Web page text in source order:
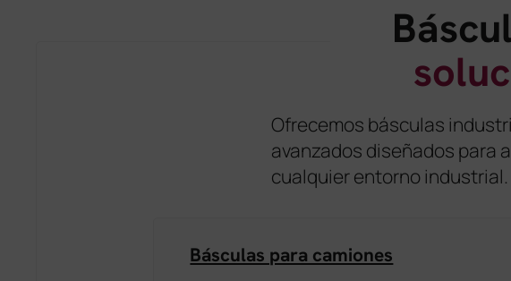
Ofrecemos básculas
avanzados diseñados para
cualquier entorno industrial.
Básculas para camiones